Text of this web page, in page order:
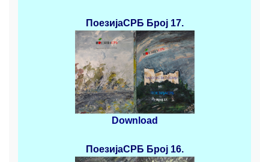
ПоезијаСРБ Број 17.
Download
ПоезијаСРБ Број 16.